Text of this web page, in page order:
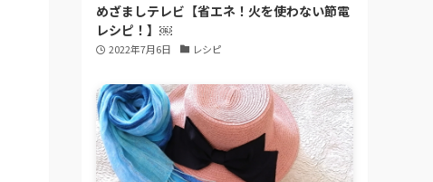
めざましテレビ【省エネ！火を使わない節電
レシピ！】￼
2022年7月6日 レシピ